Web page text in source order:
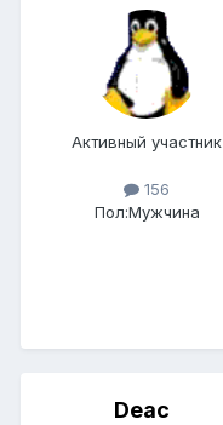
Активный участник
156
Пол:Мужчина
Deac